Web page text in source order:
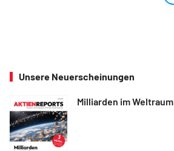
Unsere Neuerscheinungen
Milliarden im Weltraum